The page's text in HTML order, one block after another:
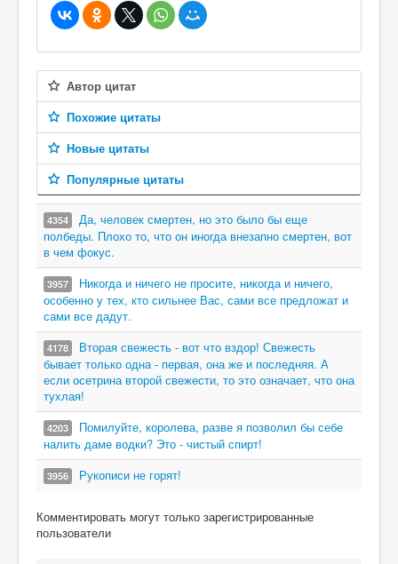
Автор цитат
Похожие цитаты
Новые цитаты
Популярные цитаты
4354
Да, человек смертен, но это было бы еще
полбеды. Плохо то, что он иногда внезапно смертен, вот
в чем фокус.
3957
Никогда и ничего не просите, никогда и ничего,
особенно у тех, кто сильнее Вас, сами все предложат и
сами все дадут.
4178
Вторая свежесть - вот что вздор! Свежесть
бывает только одна - первая, она же и последняя. А
если осетрина второй свежести, то это означает, что она
тухлая!
4203
Помилуйте, королева, разве я позволил бы себе
налить даме водки? Это - чистый спирт!
3956 Рукописи не горят!
Комментировать могут только зарегистрированные
пользователи